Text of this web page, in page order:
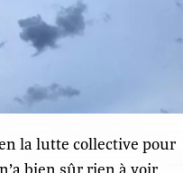
la lutte collective pour